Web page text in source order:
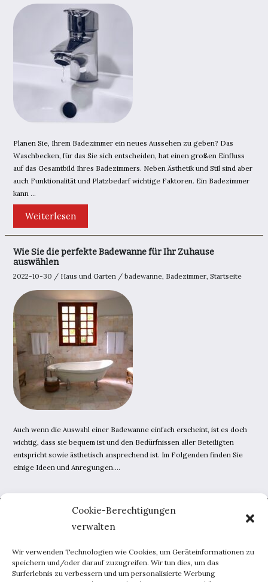
Cookie-Berechtigungen
verwalten
Wir verwenden Technologien wie Cookies, um Geräteinformationen zu
speichern und/oder darauf zuzugreifen. Wir tun dies, um das
Surferlebnis zu verbessern und um personalisierte Werbung
Planen Sie, Ihrem Badezimmer ein neues Aussehen zu geben? Das
Waschbecken, für das Sie sich entscheiden, hat einen großen Einfluss
auf das Gesamtbild Ihres Badezimmers. Neben Ästhetik und Stil sind aber
auch Funktionalität und Platzbedarf wichtige Faktoren. Ein Badezimmer
kann …
Die
Wahl
des
richtigen
Waschbeckens
für
Ihr
Badezimmer
Weiterlesen
Wie Sie die perfekte Badewanne für Ihr Zuhause
auswählen
2022-10-30 / Haus und Garten /badewanne, Badezimmer,Startseite
Auch wenn die Auswahl einer Badewanne einfach erscheint, ist es doch
wichtig, dass sie bequem ist und den Bedürfnissen aller Beteiligten
entspricht sowie ästhetisch ansprechend ist. Im Folgenden finden Sie
einige Ideen und Anregungen….
Home
Portal-Werbung
Kontakt